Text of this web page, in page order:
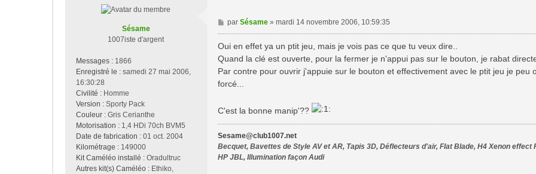
Sésame
1007iste d'argent
Messages : 1866
Enregistré le : samedi 27 mai 2006,
16:30:28
Civilité : Homme
Version : Sporty Pack
Couleur : Gris Cerianthe
Motorisation : 1,4 HDi 70ch BVM5
Date de fabrication : 01 oct. 2004
Kilométrage : 149000
Kit Caméléo installé : Oradultruc
Autres kit(s) Caméléo : Ethiko,
M
e
s
g
e
par Sésame» mardi 14 novembre 2006, 10:59:35
Oui en effet ya un ptit jeu, mais je vois pas ce que tu veux dire..
Quand la clé est ouverte, pour la fermer je n'appui pas sur le bouton, je rabat
Par contre pour ouvrir j'appuie sur le bouton et effectivement avec le ptit jeu je peu
forcé...
C'est la bonne manip'??
Sesame@club1007.net
Becquet, Bavettes de Style AV et AR, Tapis 3D, Déflecteurs d'air, Flat Blade, H4 Xenon effect
HP JBL, Illumination façon Audi